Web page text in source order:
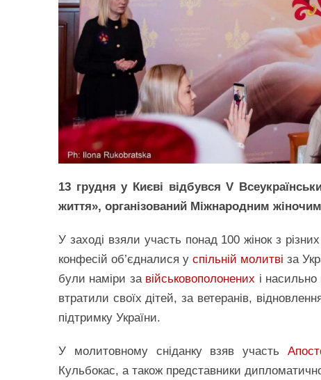
13 грудня у Києві відбувся V
життя», організований Міжнародним
У заході взяли участь понад 100 жінок з
конфесій об’єдналися успільній молитві за
були наміри за військовополонених і
втратили своїх дітей, за ветеранів,
підтримку України.
У молитовному сніданку взяв участь
Кульбокас, а також представники